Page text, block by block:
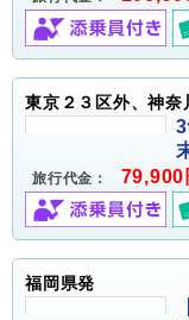
東京２３区外、神奈
旅行代金： 79,900
福岡県発